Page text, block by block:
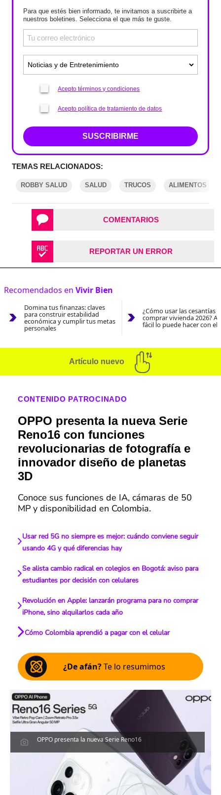
Para que estés bien informado, te invitamos a suscribirte a
nuestros boletines. Selecciona el que más te guste.
Acepto términos y condiciones
Acepto política de tratamiento de datos
SUSCRIBIRME
TEMAS RELACIONADOS:
ROBBY SALUD SALUD TRUCOS ALIMENTOS
COMENTARIOS
REPORTAR UN ERROR
Recomendados en Vivir Bien
Domina tus finanzas: claves
para construir estabilidad
económica y cumplir tus metas
personales
¿Cómo usar las cesantías
comprar vivienda 2026?
fácil lo puede hacer con el
Artículo nuevo
CONTENIDO PATROCINADO
OPPO presenta la nueva Serie
Reno16 con funciones
revolucionarias de fotografía e
innovador diseño de planetas
3D
Conoce sus funciones de IA, cámaras de 50
MP y disponibilidad en Colombia.
Usar red 5G no siempre es mejor: cuándo conviene seguir
usando 4G y qué diferencias hay
Se alista cambio radical en colegios en Bogotá: aviso para
estudiantes por decisión con celulares
Revolución en Apple: lanzarán programa para no comprar
iPhone, sino alquilarlos cada año
Cómo Colombia aprendió a pagar con el celular
¿De afán?Te lo resumimos
OPPO presenta la nueva Serie Reno16